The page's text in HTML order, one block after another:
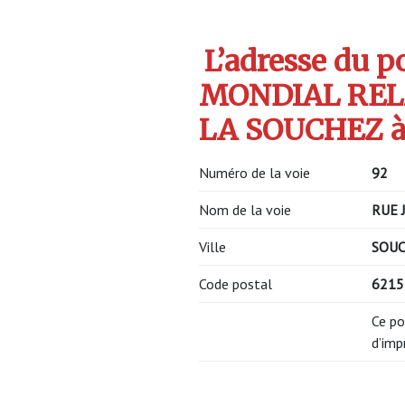
L’adresse du
MONDIAL
LA SOUCHEZ
Numéro de la voie 92
Nom de la voie RUE
Ville
Code postal
Ce